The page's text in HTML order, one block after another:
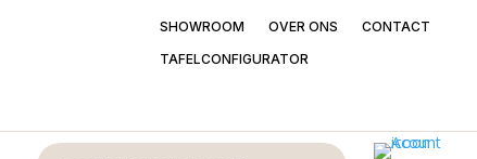
SHOWROOM OVER ONS
CONTACT
TAFELCONFIGURATOR
Vista Brown